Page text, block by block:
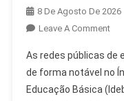
8 De Agosto De 2026
Leave A CommentOn
No
As redes públicas de
de forma notável no
Educação Básica